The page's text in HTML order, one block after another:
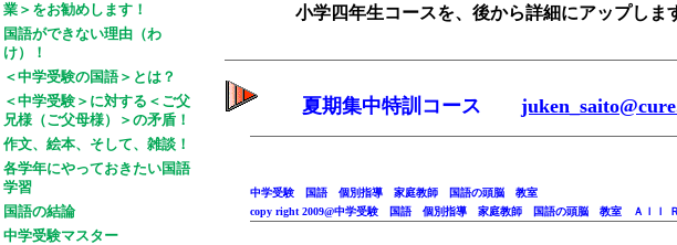
業＞をお勧めします！
国語ができない理由（わ
け）！
＜中学受験の国語＞とは？
＜中学受験＞に対する＜ご父
兄様（ご父母様）＞の矛盾！
作文、絵本、そして、雑談！
各学年にやっておきたい国語
学習
国語の結論
中学受験マスター
小学四年生コースを、後から詳細にアップします
夏期集中特訓コース
中学受験 国語 個別指導 家庭教師 国語の頭脳 教室
copy right 2009@中学受験 国語 個別指導 家庭教師 国語の頭脳 教室 Ａｌｌ Ｒ